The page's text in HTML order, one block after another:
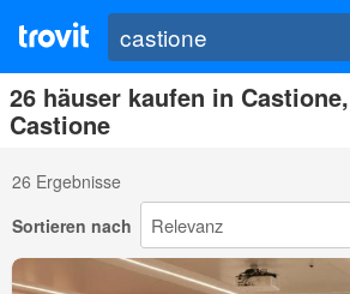
26 häuser kaufen in
Castione
26 Ergebnisse
Sortieren nach